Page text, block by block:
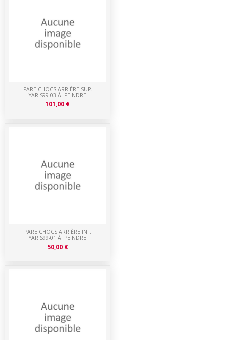
PARE CHOCS ARRIÈRE INF.
YARIS99-01 À PEINDRE
50,00 €
PARE CHOCS ARRIÈRE SUP.
YARIS99-03 À PEINDRE
101,00 €